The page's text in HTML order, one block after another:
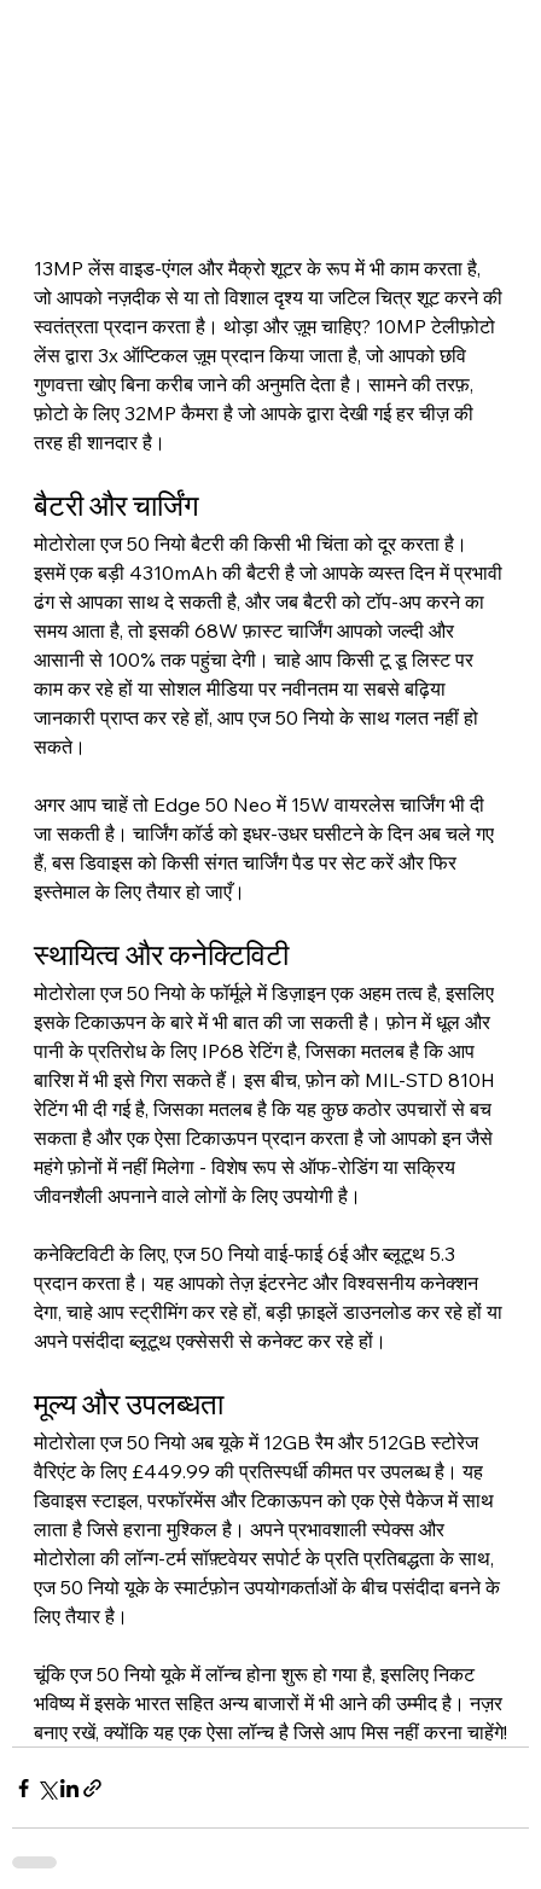
13MP लेंस वाइड-एंगल और मैक्रो शूटर के रूप में भी काम करता है,
जो आपको नज़दीक से या तो विशाल दृश्य या जटिल चित्र शूट करने की
स्वतंत्रता प्रदान करता है। थोड़ा और ज़ूम चाहिए? 10MP टेलीफ़ोटो
लेंस द्वारा 3x ऑप्टिकल ज़ूम प्रदान किया जाता है, जो आपको छवि
गुणवत्ता खोए बिना करीब जाने की अनुमति देता है। सामने की तरफ़,
फ़ोटो के लिए 32MP कैमरा है जो आपके द्वारा देखी गई हर चीज़ की
तरह ही शानदार है।
बैटरी और चार्जिंग
मोटोरोला एज 50 नियो बैटरी की किसी भी चिंता को दूर करता है।
इसमें एक बड़ी 4310mAh की बैटरी है जो आपके व्यस्त दिन में प्रभावी
ढंग से आपका साथ दे सकती है, और जब बैटरी को टॉप-अप करने का
समय आता है, तो इसकी 68W फ़ास्ट चार्जिंग आपको जल्दी और
आसानी से 100% तक पहुंचा देगी। चाहे आप किसी टू डू लिस्ट पर
काम कर रहे हों या सोशल मीडिया पर नवीनतम या सबसे बढ़िया
जानकारी प्राप्त कर रहे हों, आप एज 50 नियो के साथ गलत नहीं हो
सकते।
अगर आप चाहें तो Edge 50 Neo में 15W वायरलेस चार्जिंग भी दी
जा सकती है। चार्जिंग कॉर्ड को इधर-उधर घसीटने के दिन अब चले गए
हैं, बस डिवाइस को किसी संगत चार्जिंग पैड पर सेट करें और फिर
इस्तेमाल के लिए तैयार हो जाएँ।
स्थायित्व और कनेक्टिविटी
मोटोरोला एज 50 नियो के फॉर्मूले में डिज़ाइन एक अहम तत्व है, इसलिए
इसके टिकाऊपन के बारे में भी बात की जा सकती है। फ़ोन में धूल और
पानी के प्रतिरोध के लिए IP68 रेटिंग है, जिसका मतलब है कि आप
बारिश में भी इसे गिरा सकते हैं। इस बीच, फ़ोन को MIL-STD 810H
रेटिंग भी दी गई है, जिसका मतलब है कि यह कुछ कठोर उपचारों से बच
सकता है और एक ऐसा टिकाऊपन प्रदान करता है जो आपको इन जैसे
महंगे फ़ोनों में नहीं मिलेगा - विशेष रूप से ऑफ-रोडिंग या सक्रिय
जीवनशैली अपनाने वाले लोगों के लिए उपयोगी है।
कनेक्टिविटी के लिए, एज 50 नियो वाई-फाई 6ई और ब्लूटूथ 5.3
प्रदान करता है। यह आपको तेज़ इंटरनेट और विश्वसनीय कनेक्शन
देगा, चाहे आप स्ट्रीमिंग कर रहे हों, बड़ी फ़ाइलें डाउनलोड कर रहे हों या
अपने पसंदीदा ब्लूटूथ एक्सेसरी से कनेक्ट कर रहे हों।
मूल्य और उपलब्धता
मोटोरोला एज 50 नियो अब यूके में 12GB रैम और 512GB स्टोरेज
वैरिएंट के लिए £449.99 की प्रतिस्पर्धी कीमत पर उपलब्ध है। यह
डिवाइस स्टाइल, परफॉरमेंस और टिकाऊपन को एक ऐसे पैकेज में साथ
लाता है जिसे हराना मुश्किल है। अपने प्रभावशाली स्पेक्स और
मोटोरोला की लॉन्ग-टर्म सॉफ़्टवेयर सपोर्ट के प्रति प्रतिबद्धता के साथ,
एज 50 नियो यूके के स्मार्टफ़ोन उपयोगकर्ताओं के बीच पसंदीदा बनने के
लिए तैयार है।
चूंकि एज 50 नियो यूके में लॉन्च होना शुरू हो गया है, इसलिए निकट
भविष्य में इसके भारत सहित अन्य बाजारों में भी आने की उम्मीद है। नज़र
बनाए रखें, क्योंकि यह एक ऐसा लॉन्च है जिसे आप मिस नहीं करना चाहेंगे!